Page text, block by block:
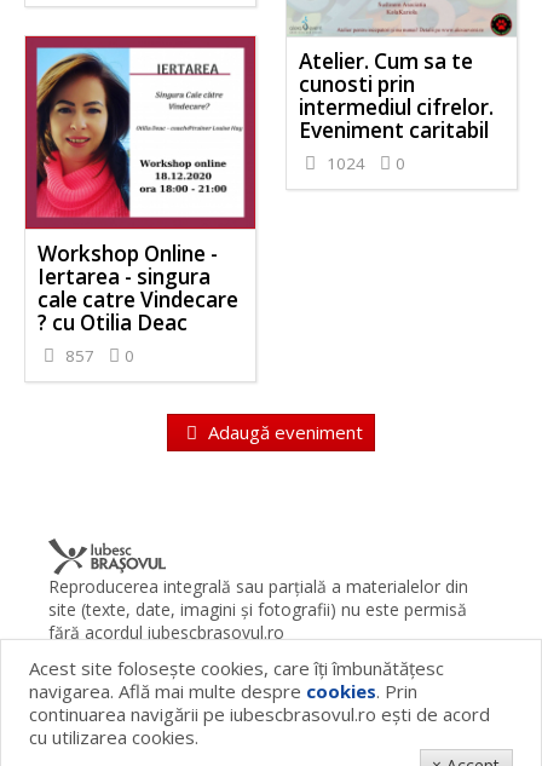
Atelier. Cum sa te
cunosti prin
intermediul cifrelor.
Eveniment caritabil
1024 0
Workshop Online -
Iertarea - singura
cale catre Vindecare
? cu Otilia Deac
857 0
Adaugă eveniment
Reproducerea integrală sau parţială a materialelor din
site (texte, date, imagini şi fotografii) nu este permisă
fără acordul iubescbrasovul.ro
Termeni şi condiţii
Contact Despre proiect
FAQ
Cookies
Publicitate
© 2026 iubescbrasovul.ro
Acest site foloseşte cookies, care îţi îmbunătăţesc
navigarea. Află mai multe despre cookies. Prin
continuarea navigării pe iubescbrasovul.ro eşti de acord
cu utilizarea cookies.